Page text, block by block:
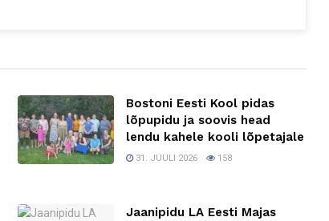
Bostoni Eesti Kool pidas
lõpupidu ja soovis head
lendu kahele kooli lõpetajale
31. JUULI 2026 158
Jaanipidu LA Eesti Majas